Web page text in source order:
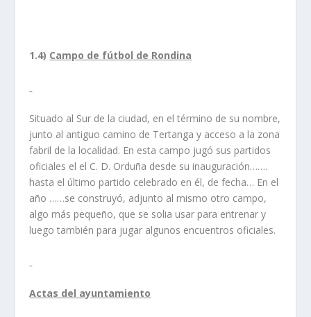
1.4) Campo de fútbol de Rondina
Situado al Sur de la ciudad, en el término de su nombre,
junto al antiguo camino de Tertanga y acceso a la zona
fabril de la localidad. En esta campo jugó sus partidos
oficiales el el C. D. Orduña desde su inauguración…….
hasta el último partido celebrado en él, de fecha… En el
año ……se construyó, adjunto al mismo otro campo,
algo más pequeño, que se solia usar para entrenar y
luego también para jugar algunos encuentros oficiales.
Actas del ayuntamiento